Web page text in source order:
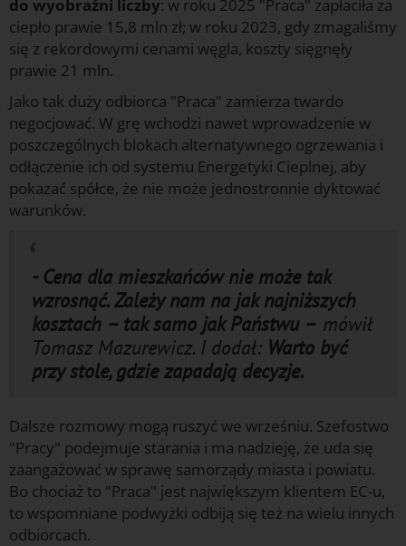
do wyobraźni liczby: w roku 2025 "Praca" zapłaciła za
ciepło prawie 15,8 mln zł; w roku 2023, gdy zmagaliśmy
się z rekordowymi cenami węgla, koszty sięgnęły
prawie 21 mln.
Jako tak duży odbiorca "Praca" zamierza twardo
negocjować. W grę wchodzi nawet wprowadzenie w
poszczególnych blokach alternatywnego ogrzewania i
odłączenie ich od systemu Energetyki Cieplnej, aby
pokazać spółce, że nie może jednostronnie dyktować
warunków.
- Cena dla mieszkańców nie może tak
wzrosnąć. Zależy nam na jak najniższych
kosztach – tak samo jak Państwu – mówił
Tomasz Mazurewicz. I dodał: Warto być
przy stole, gdzie zapadają decyzje.
Dalsze rozmowy mogą ruszyć we wrześniu. Szefostwo
"Pracy" podejmuje starania i ma nadzieję, że uda się
zaangażować w sprawę samorządy miasta i powiatu.
Bo chociaż to "Praca" jest największym klientem EC-u,
to wspomniane podwyżki odbiją się też na wielu innych
odbiorcach.